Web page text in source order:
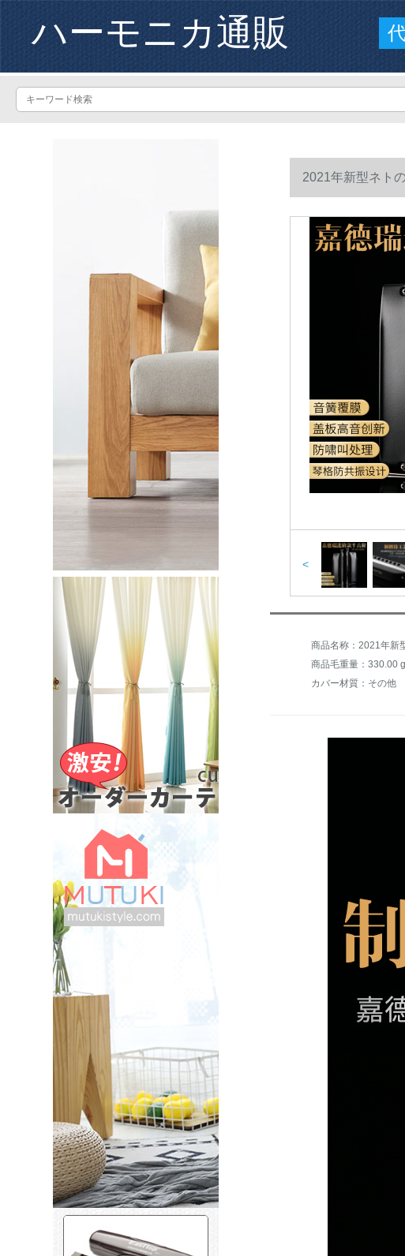
ハーモニカ通販
2021年新型ネト
<
商品毛重量：330.00 g
カバー材質：その他